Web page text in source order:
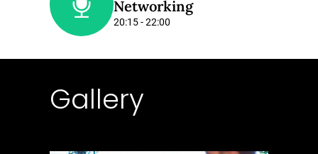
Networking
20:15 - 22:00
Gallery